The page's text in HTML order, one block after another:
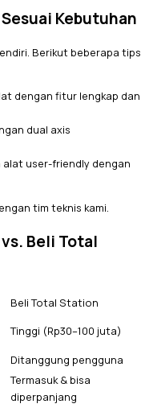
Kebutuhan
Berikut beberapa tips
dengan fitur lengkap dan
dual axis
alat user-friendly dengan
tim teknis kami.
Beli Total
Beli Total Station
Tinggi (Rp30–100 juta)
Ditanggung pengguna
Termasuk & bisa
diperpanjang